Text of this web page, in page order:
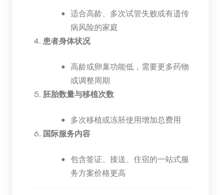
适合高龄、多次试管失败或有遗传
病风险的家庭
患者身体状况
高龄或卵巢功能低，需要更多药物
或调整周期
胚胎数量与移植次数
多次移植或冻胚使用增加总费用
国际服务内容
包含签证、接送、住宿的一站式服
务方案价格更高